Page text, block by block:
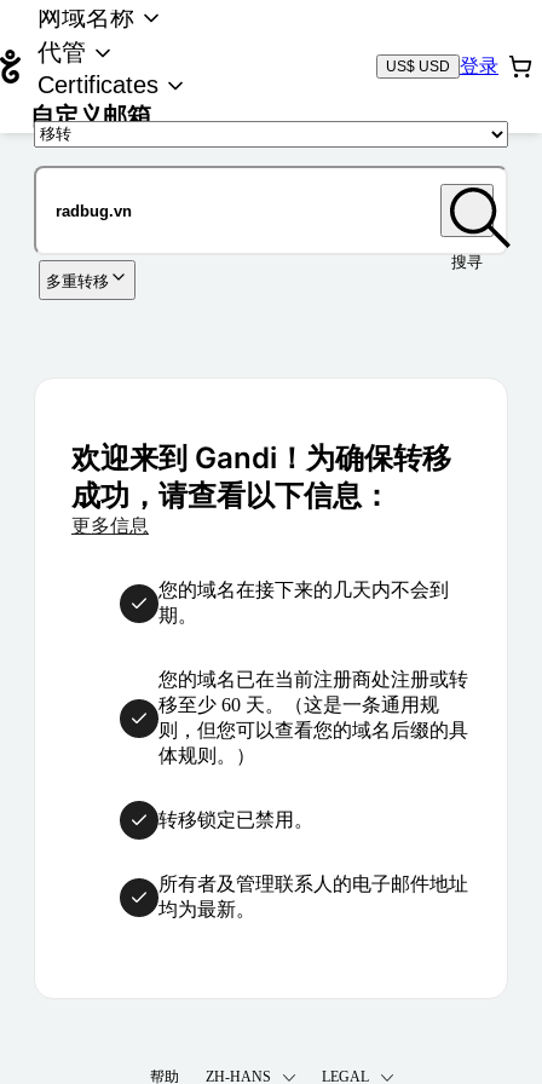
网域名称
代管
Certificates
自定义邮箱
US$ USD 登录
搜寻
多重转移
欢迎来到 Gandi！为确保转移
成功，请查看以下信息：
更多信息
您的域名在接下来的几天内不会到
期。
您的域名已在当前注册商处注册或转
移至少 60 天。（这是一条通用规
则，但您可以查看您的域名后缀的具
体规则。）
转移锁定已禁用。
所有者及管理联系人的电子邮件地址
均为最新。
帮助 ZH-HANS LEGAL